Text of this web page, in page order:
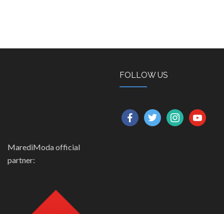
FOLLOW US
facebooktwitterinstagramyoutube
MarediModa official
partner: